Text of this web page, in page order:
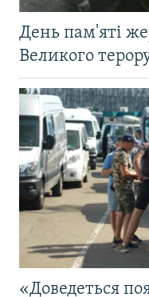
День пам'яті
Великого
«Доведеться